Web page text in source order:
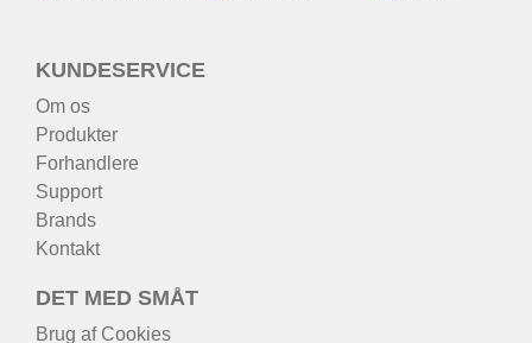
KUNDESERVICE
Om os
Produkter
Forhandlere
Support
Brands
Kontakt
DET MED SMÅT
Brug af Cookies